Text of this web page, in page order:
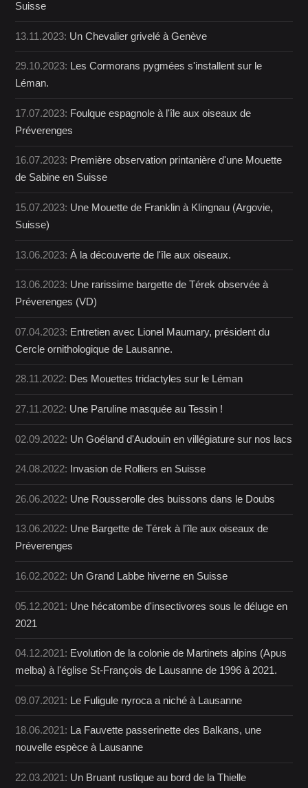
Suisse
13.11.2023: Un Chevalier grivelé à Genève
29.10.2023: Les Cormorans pygmées s'installent sur le
Léman.
17.07.2023: Foulque espagnole à l'île aux oiseaux de
Préverenges
16.07.2023: Première observation printanière d'une Mouette
de Sabine en Suisse
15.07.2023: Une Mouette de Franklin à Klingnau (Argovie,
Suisse)
13.06.2023:À la découverte de l'île aux oiseaux.
13.06.2023: Une rarissime bargette de Térek observée à
Préverenges (VD)
07.04.2023: Entretien avec Lionel Maumary, président du
Cercle ornithologique de Lausanne.
28.11.2022: Des Mouettes tridactyles sur le Léman
27.11.2022: Une Paruline masquée au Tessin !
02.09.2022: Un Goéland d'Audouin en villégiature sur nos lacs
24.08.2022: Invasion de Rolliers en Suisse
26.06.2022: Une Rousserolle des buissons dans le Doubs
13.06.2022: Une Bargette de Térek à l'île aux oiseaux de
Préverenges
16.02.2022: Un Grand Labbe hiverne en Suisse
05.12.2021: Une hécatombe d'insectivores sous le déluge en
2021
04.12.2021: Evolution de la colonie de Martinets alpins (Apus
melba) à l'église St-François de Lausanne de 1996 à 2021.
09.07.2021: Le Fuligule nyroca a niché à Lausanne
18.06.2021: La Fauvette passerinette des Balkans, une
nouvelle espèce à Lausanne
22.03.2021: Un Bruant rustique au bord de la Thielle